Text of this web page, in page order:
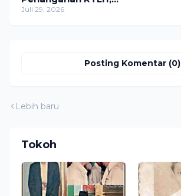
Libatkan Berbagai
Juli 29, 2026
Posting Komentar (0)
Lebih baru
Tokoh